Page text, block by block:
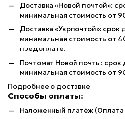
Доставка «Новой почтой»:
минимальная стоимость от
Доставка «Укрпочтой»: срок
минимальная стоимость от
предоплате.
Почтомат Новой почты: срок
минимальная стоимость от
Подробнее о доставке
Способы оплаты:
Наложенный платёж (Оплата